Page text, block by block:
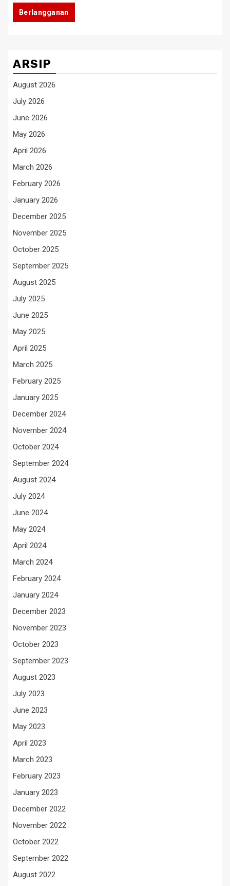
Berlangganan
ARSIP
August 2026
July 2026
June 2026
May 2026
April 2026
March 2026
February 2026
January 2026
December 2025
November 2025
October 2025
September 2025
August 2025
July 2025
June 2025
May 2025
April 2025
March 2025
February 2025
January 2025
December 2024
November 2024
October 2024
September 2024
August 2024
July 2024
June 2024
May 2024
April 2024
March 2024
February 2024
January 2024
December 2023
November 2023
October 2023
September 2023
August 2023
July 2023
June 2023
May 2023
April 2023
March 2023
February 2023
January 2023
December 2022
November 2022
October 2022
September 2022
August 2022